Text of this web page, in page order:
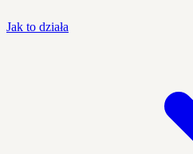
Jak to działa